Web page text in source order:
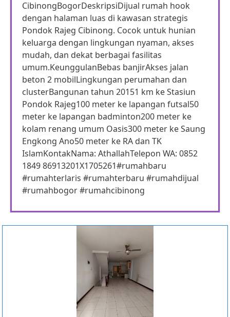
CibinongBogorDeskripsiDijual rumah hook
dengan halaman luas di kawasan strategis
Pondok Rajeg Cibinong. Cocok untuk hunian
keluarga dengan lingkungan nyaman, akses
mudah, dan dekat berbagai fasilitas
umum.KeunggulanBebas banjirAkses jalan
beton 2 mobilLingkungan perumahan dan
clusterBangunan tahun 20151 km ke Stasiun
Pondok Rajeg100 meter ke lapangan futsal50
meter ke lapangan badminton200 meter ke
kolam renang umum Oasis300 meter ke Saung
Engkong Ano50 meter ke RA dan TK
IslamKontakNama: AthallahTelepon WA: 0852
1849 86913201X1705261#rumahbaru
#rumahterlaris #rumahterbaru #rumahdijual
#rumahbogor #rumahcibinong